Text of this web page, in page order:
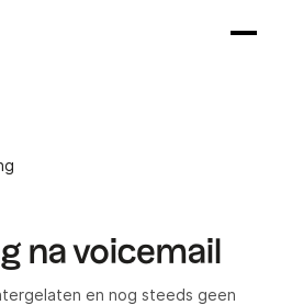
na voicemail
en nog steeds geen